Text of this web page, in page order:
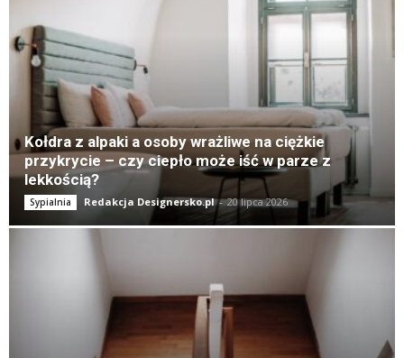
Kołdra z alpaki a osoby wrażliwe na ciężkie
przykrycie – czy ciepło może iść w parze z
lekkością?
Sypialnia Redakcja Designersko.pl - 20 lipca 2026